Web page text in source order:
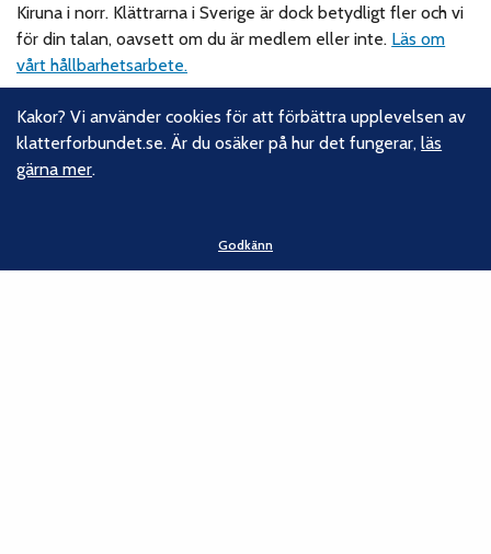
Kiruna i norr. Klättrarna i Sverige är dock betydligt fler och vi
för din talan, oavsett om du är medlem eller inte. Läs om
vårt hållbarhetsarbete.
Följ oss
Facebook
Kakor? Vi använder cookies för att förbättra upplevelsen av
klatterforbundet.se. Är du osäker på hur det fungerar,läs
gärna mer.
Godkänn